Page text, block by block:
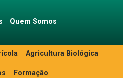
Quem Somos
Agricultura Biológica
Formação